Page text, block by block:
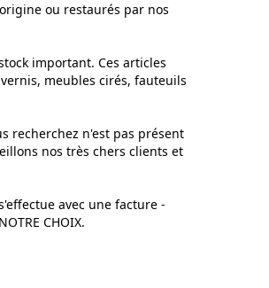
ou restaurés par nos
important. Ces articles
meubles cirés, fauteuils
recherchez n'est pas présent
nos très chers clients et
avec une facture -
CHOIX.